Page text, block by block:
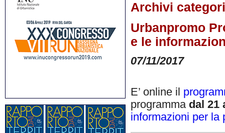
Archivi
Urbanpromo
e le
07/11/2017
E’ online il
programma dal 21
informazioni per la